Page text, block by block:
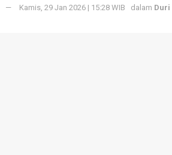
Kamis, 29 Jan 2026 | 15:28 WIB dalam Duri